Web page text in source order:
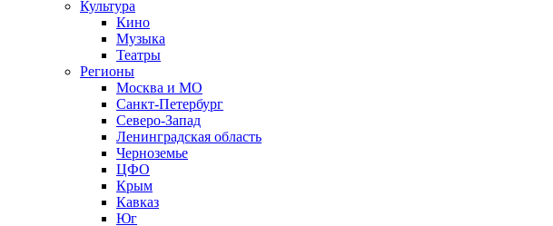
Культура
Кино
Музыка
Театры
Регионы
Москва и МО
Санкт-Петербург
Северо-Запад
Ленинградская область
Черноземье
ЦФО
Крым
Кавказ
Юг